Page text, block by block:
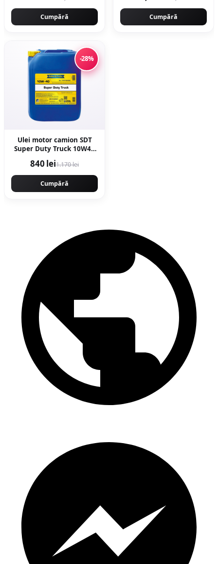
metal Ingco CIDLI2002
Cumpără Cumpără
-28%
Ulei motor camion SDT
Super Duty Truck 10W40
litri, sintetic 20L
840 lei1.170 lei
Cumpără